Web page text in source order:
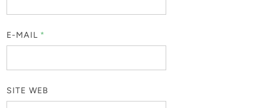
E-MAIL *
SITE WEB